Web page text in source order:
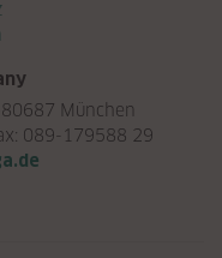
München
089-179588 29